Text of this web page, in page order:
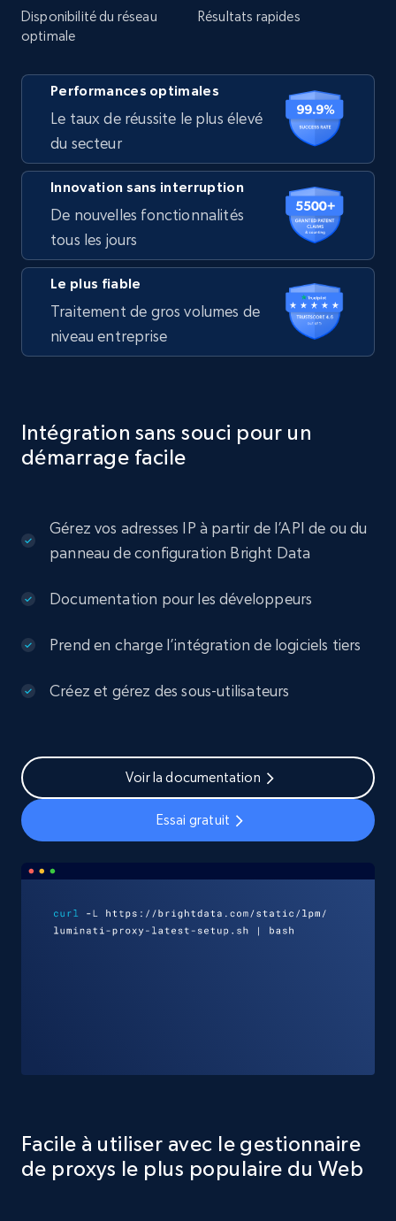
Disponibilité du réseau
optimale
Résultats rapides
Performances optimales
Le taux de réussite le plus élevé
du secteur
Innovation sans interruption
De nouvelles fonctionnalités
tous les jours
Le plus fiable
Traitement de gros volumes de
niveau entreprise
Intégration sans souci pour un
démarrage facile
Gérez vos adresses IP à partir de l’API de ou du
panneau de configuration Bright Data
Documentation pour les développeurs
Prend en charge l’intégration de logiciels tiers
Créez et gérez des sous-utilisateurs
Voir la documentation
Essai gratuit
Facile à utiliser avec le gestionnaire
de proxys le plus populaire du Web